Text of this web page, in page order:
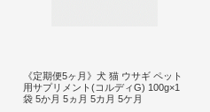
《定期便5ヶ月》犬 猫 ウサギ ペット
用サプリメント(コルディG) 100g×1
袋 5か月 5ヵ月 5カ月 5ケ月